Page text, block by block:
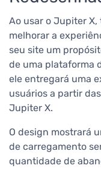
Ao usar o Jupiter X,
melhorar a
seu site um
de uma plataforma
ele entregará uma
usuários a partir
Jupiter X.
O design mostrará
de carregamento
quantidade de